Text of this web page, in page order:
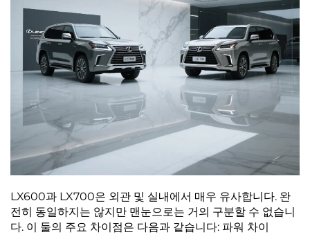
LX600과 LX700은 외관 및 실내에서 매우 유사합니다. 완
전히 동일하지는 않지만 맨눈으로는 거의 구분할 수 없습니
다. 이 둘의 주요 차이점은 다음과 같습니다: 파워 차이